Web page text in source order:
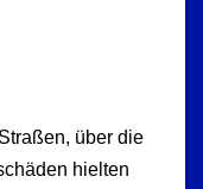
über die
hielten